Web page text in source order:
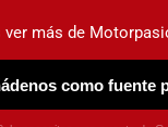
ELÉCTRICOS
ver más de
como fuente